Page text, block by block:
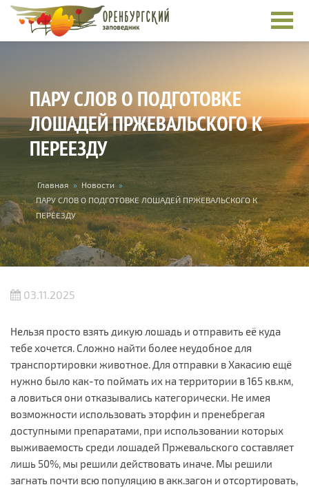
Перейти к основному содержанию
ПАРУ СЛОВ О ПОДГОТОВКЕ
ЛОШАДЕЙ ПРЖЕВАЛЬСКОГО К
ПЕРЕЕЗДУ
Вы здесь
Главная » Новости »
ПАРУ СЛОВ О ПОДГОТОВКЕ ЛОШАДЕЙ ПРЖЕВАЛЬСКОГО К
ПЕРЕЕЗДУ
03.11.2025
Нельзя просто взять дикую лошадь и отправить её куда
тебе хочется. Сложно найти более неудобное для
транспортировки животное. Для отправки в Хакасию ещё
нужно было как-то поймать их на территории в 165 кв.км,
а ловиться они отказывались категорически. Не имея
возможности использовать эторфин и пренебрегая
доступными препаратами, при использовании которых
выживаемость среди лошадей Пржевальского составляет
лишь 50%, мы решили действовать иначе. Мы решили
загнать почти всю популяцию в акк.загон и отсортировать,